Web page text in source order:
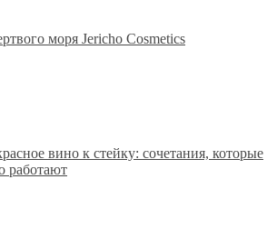
моря Jericho Cosmetics
вино к стейку: сочетания, которые
работают